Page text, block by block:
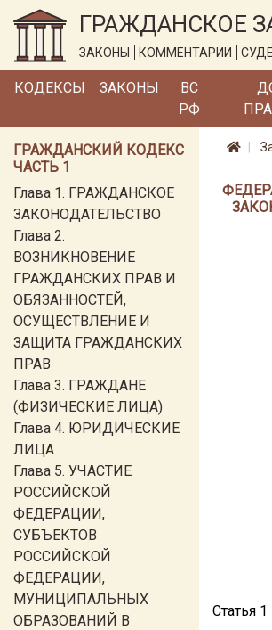
ГРАЖДАНСКОЕ
ЗАКОНЫ КОММЕНТАРИИ
КОДЕКСЫ ЗАКОНЫ
ВС
РФ
ГРАЖДАНСКИЙ КОДЕКС
ЧАСТЬ 1
Глава 1. ГРАЖДАНСКОЕ
ЗАКОНОДАТЕЛЬСТВО
Глава 2.
ВОЗНИКНОВЕНИЕ
ГРАЖДАНСКИХ ПРАВ И
ОБЯЗАННОСТЕЙ,
ОСУЩЕСТВЛЕНИЕ И
ЗАЩИТА ГРАЖДАНСКИХ
ПРАВ
Глава 3. ГРАЖДАНЕ
(ФИЗИЧЕСКИЕ ЛИЦА)
Глава 4. ЮРИДИЧЕСКИЕ
ЛИЦА
Глава 5. УЧАСТИЕ
РОССИЙСКОЙ
ФЕДЕРАЦИИ,
СУБЪЕКТОВ
РОССИЙСКОЙ
ФЕДЕРАЦИИ,
МУНИЦИПАЛЬНЫХ
ОБРАЗОВАНИЙ В
Статья 1